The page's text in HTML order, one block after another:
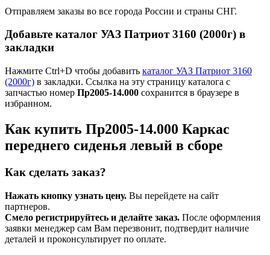
Отправляем заказы во все города России и страны СНГ.
Добавьте каталог УАЗ Патриот 3160 (2000г) в
закладки
Нажмите Ctrl+D чтобы добавить каталог УАЗ Патриот 3160
(2000г) в закладки. Ссылка на эту страницу каталога с
запчастью номер Пр2005-14.000 сохранится в браузере в
избранном.
Как купить Пр2005-14.000 Каркас
переднего сиденья левый в сборе
Как сделать заказ?
Нажать кнопку узнать цену. Вы перейдете на сайт
партнеров.
Смело регистрируйтесь и делайте заказ. После оформления
заявки менеджер сам Вам перезвонит, подтвердит наличие
деталей и проконсультирует по оплате.